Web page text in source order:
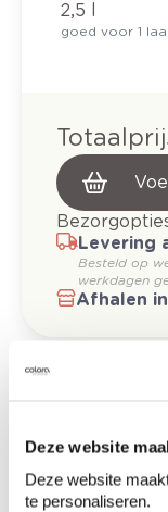
Deze website
Deze website
te personaliseren.
2,5 l
goed voor 1
Levering
Besteld op
werkdagen
Afhalen
Hoe te